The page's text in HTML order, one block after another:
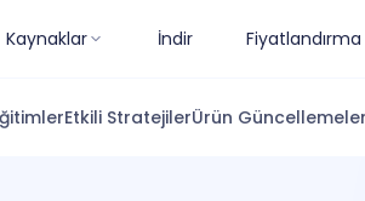
Kaynaklar İndir Fiyatlandırma
Etkili StratejilerÜrün